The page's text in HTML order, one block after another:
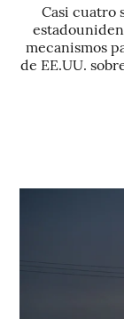
Casi cuatro
mecanismos
de EE.UU.